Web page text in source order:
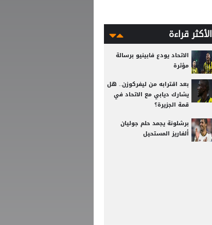
الأكثر قراءة
الاتحاد يودع فابينيو برسالة
مؤثرة
بعد اقترابه من ليفركوزن.. هل
يشارك ديابي مع الاتحاد في
قمة الجزيرة؟
برشلونة يجمد حلم جوليان
ألفاريز المستحيل